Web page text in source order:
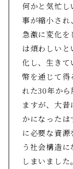
何かと気忙
事が縮小さ
急激に変化を
は煩わしい
化し、生きて
幣を通じて
れた30年か
ますが、大
かになった
に必要な資
う社会構造
しまいまし